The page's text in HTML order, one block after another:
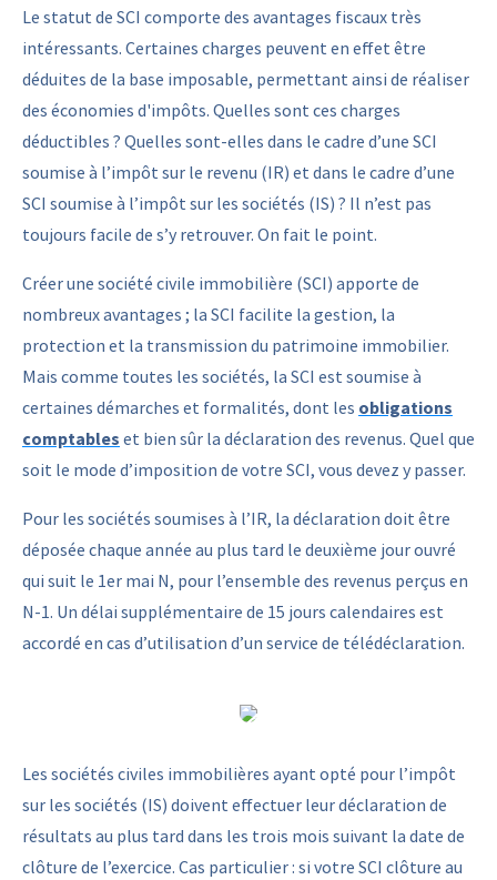
Le statut de SCI comporte des avantages fiscaux très
intéressants. Certaines charges peuvent en effet être
déduites de la base imposable, permettant ainsi de réaliser
des économies d'impôts. Quelles sont ces charges
déductibles ? Quelles sont-elles dans le cadre d’une SCI
soumise à l’impôt sur le revenu (IR) et dans le cadre d’une
SCI soumise à l’impôt sur les sociétés (IS) ? Il n’est pas
toujours facile de s’y retrouver. On fait le point.
Créer une société civile immobilière (SCI) apporte de
nombreux avantages ; la SCI facilite la gestion, la
protection et la transmission du patrimoine immobilier.
Mais comme toutes les sociétés, la SCI est soumise à
certaines démarches et formalités, dont les obligations
comptables et bien sûr la déclaration des revenus. Quel que
soit le mode d’imposition de votre SCI, vous devez y passer.
Pour les sociétés soumises à l’IR, la déclaration doit être
déposée chaque année au plus tard le deuxième jour ouvré
qui suit le 1er mai N, pour l’ensemble des revenus perçus en
N-1. Un délai supplémentaire de 15 jours calendaires est
accordé en cas d’utilisation d’un service de télédéclaration.
Les sociétés civiles immobilières ayant opté pour l’impôt
sur les sociétés (IS) doivent effectuer leur déclaration de
résultats au plus tard dans les trois mois suivant la date de
clôture de l’exercice. Cas particulier : si votre SCI clôture au